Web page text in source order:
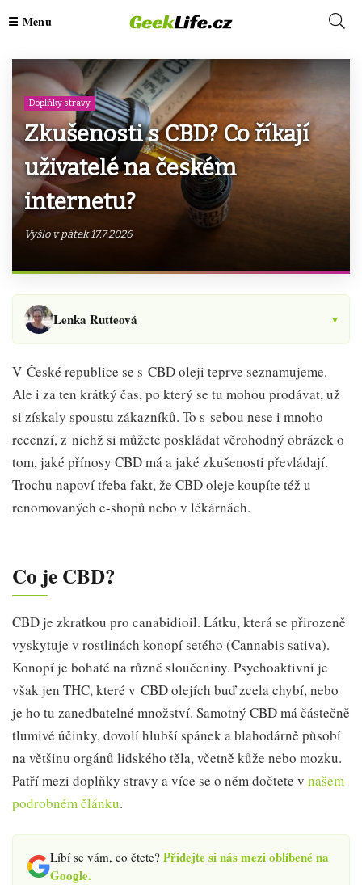
Doplňky stravy
Zkušenosti s CBD? Co říkají
uživatelé na českém
internetu?
Vyšlo v pátek 17.7.2026
Lenka Rutteová ▾
V České republice se s CBD oleji teprve seznamujeme.
Ale i za ten krátký čas, po který se tu mohou prodávat, už
si získaly spoustu zákazníků. To s sebou nese i mnoho
recenzí, z nichž si můžete poskládat věrohodný obrázek o
tom, jaké přínosy CBD má a jaké zkušenosti převládají.
Trochu napoví třeba fakt, že CBD oleje koupíte též u
renomovaných e-shopů nebo v lékárnách.
Co je CBD?
CBD je zkratkou pro canabidioil. Látku, která se přirozeně
vyskytuje v rostlinách konopí setého (Cannabis sativa).
Konopí je bohaté na různé sloučeniny. Psychoaktivní je
však jen THC, které v CBD olejích buď zcela chybí, nebo
je ho tu zanedbatelné množství. Samotný CBD má částečně
tlumivé účinky, dovolí hlubší spánek a blahodárně působí
na většinu orgánů lidského těla, včetně kůže nebo mozku.
Patří mezi doplňky stravy a více se o něm dočtete v našem
podrobném článku.
Líbí se vám, co čtete? Přidejte si nás mezi oblíbené na
Google.